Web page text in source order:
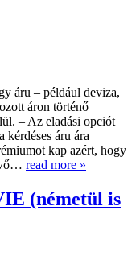
áru – például deviza,
áron történő
– Az eladási opciót
áru ára
kap azért, hogy
read more »
(németül is